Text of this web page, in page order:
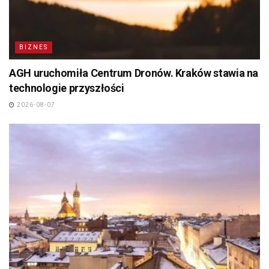
BIZNES
AGH uruchomiła Centrum Dronów. Kraków stawia na
technologie przyszłości
2026-08-07